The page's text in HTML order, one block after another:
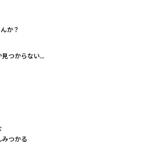
か？
つからない...
つかる